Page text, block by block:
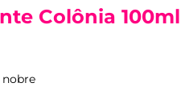
Colônia 100ml
nobre